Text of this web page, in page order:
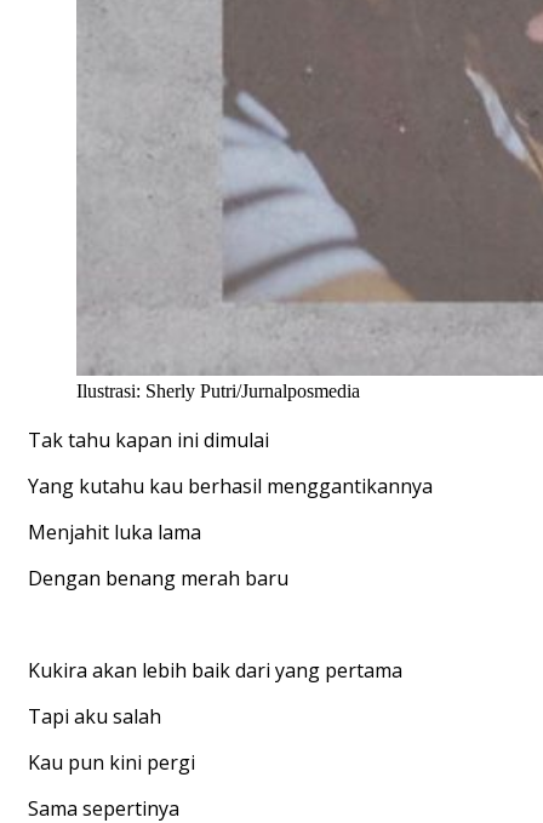
Ilustrasi: Sherly Putri/Jurnalposmedia
Tak tahu kapan ini dimulai
Yang kutahu kau berhasil menggantikannya
Menjahit luka lama
Dengan benang merah baru
Kukira akan lebih baik dari yang pertama
Tapi aku salah
Kau pun kini pergi
Sama sepertinya